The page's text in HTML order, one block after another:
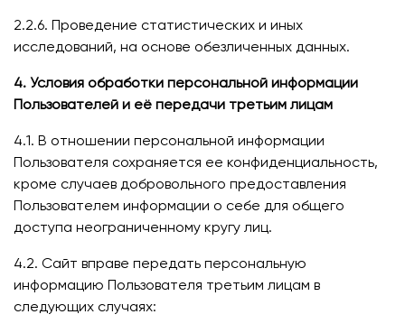
2.2.6. Проведение статистических и иных
исследований, на основе обезличенных данных.
4. Условия обработки персональной информации
Пользователей и её передачи третьим лицам
4.1. В отношении персональной информации
Пользователя сохраняется ее конфиденциальность,
кроме случаев добровольного предоставления
Пользователем информации о себе для общего
доступа неограниченному кругу лиц.
4.2. Сайт вправе передать персональную
информацию Пользователя третьим лицам в
следующих случаях: